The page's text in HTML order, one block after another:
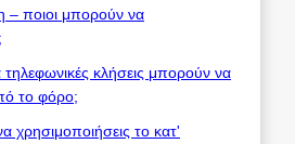
– ποιοι μπορούν να
τηλεφωνικές κλήσεις μπορούν να
το φόρο;
χρησιμοποιήσεις το κατ'